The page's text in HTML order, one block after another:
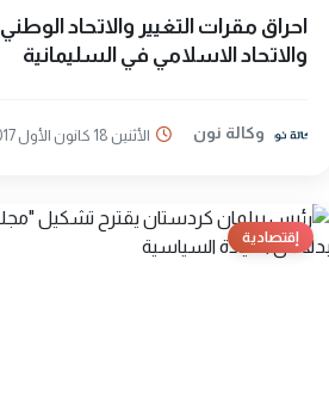
احراق مقرات التغيير والاتحاد الوطني
والاتحاد الاسلامي في السليمانية
وكالة نون الأثنين 18 كانون الأول 2017
إقتصادية